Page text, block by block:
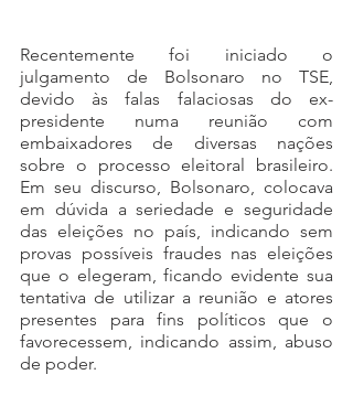
Recentemente foi iniciado o
julgamento de Bolsonaro no TSE,
devido às falas falaciosas do ex-
presidente numa reunião com
embaixadores de diversas nações
sobre o processo eleitoral brasileiro.
Em seu discurso, Bolsonaro, colocava
em dúvida a seriedade e seguridade
das eleições no país, indicando sem
provas possíveis fraudes nas eleições
que o elegeram, ficando evidente sua
tentativa de utilizar a reunião e atores
presentes para fins políticos que o
favorecessem, indicando assim, abuso
de poder.